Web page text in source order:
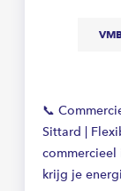
📞
Sittard |
commercieel
krijg je